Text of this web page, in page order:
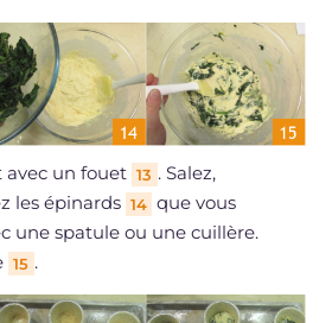
avec un fouet 13 . Salez,
les épinards 14 que vous
une spatule ou une cuillère.
15 .